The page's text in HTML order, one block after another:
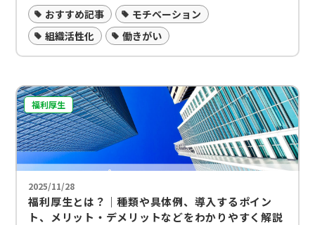
おすすめ記事
モチベーション
組織活性化
働きがい
福利厚生
2025/11/28
福利厚生とは？｜種類や具体例、導入するポイン
ト、メリット・デメリットなどをわかりやすく解説